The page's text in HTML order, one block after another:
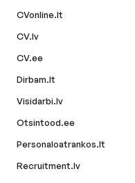
CVonline.lt
CV.lv
CV.ee
Dirbam.lt
Visidarbi.lv
Otsintood.ee
Personaloatrankos.lt
Recruitment.lv